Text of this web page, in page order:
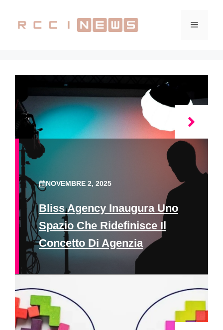
contenuto
Menu
NOVEMBRE 2, 2025
Bliss Agency Inaugura Uno
Spazio Che Ridefinisce Il
Concetto Di Agenzia